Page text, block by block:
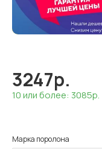
3247р.
10 или более: 3085р.
Марка поролона